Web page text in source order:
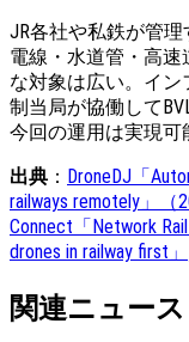
JR各社や私鉄が管
電線・水道管・高
な対象は広い。イ
制当局が協働して
今回の運用は実現可
出典 ： DroneDJ「
railways remotely」（
Connect「Network
drones in railway first」
関連ニュース